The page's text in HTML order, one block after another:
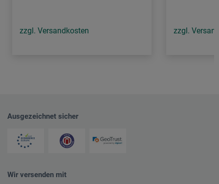
zzgl. Versandkosten zzgl.
Ausgezeichnet sicher
Wir versenden mit